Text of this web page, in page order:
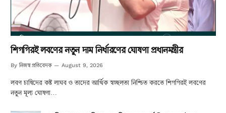
শিগগিরই লবণের নতুন দাম নির্ধারণের ঘোষণা প্রধানমন্ত্রীর
By নিজস্ব প্রতিবেদক August 9, 2026
লবণ চাষিদের কষ্ট লাঘব ও তাদের আর্থিক স্বচ্ছলতা নিশ্চিত করতে শিগগিরই লবণের
নতুন মূল্য ঘোষণা…